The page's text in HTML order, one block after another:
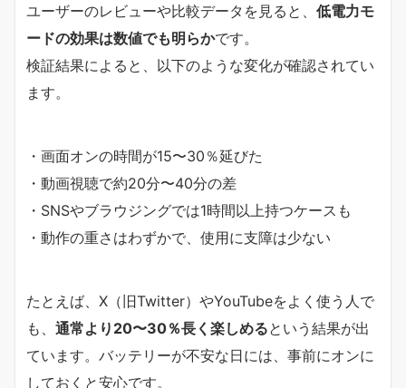
ユーザーのレビューや比較データを見ると、 低電力モ
ードの効果は数値でも明らかです。
検証結果によると、以下のような変化が確認されてい
ます。
・画面オンの時間が15〜30％延びた
・動画視聴で約20分〜40分の差
・SNSやブラウジングでは1時間以上持つケースも
・動作の重さはわずかで、使用に支障は少ない
たとえば、X（旧Twitter）やYouTubeをよく使う人で
も、 通常より20〜30％長く楽しめるという結果が出
ています。バッテリーが不安な日には、事前にオンに
しておくと安心です。